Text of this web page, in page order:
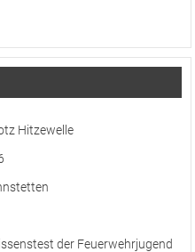
Hitzewelle
der Feuerwehrjugend